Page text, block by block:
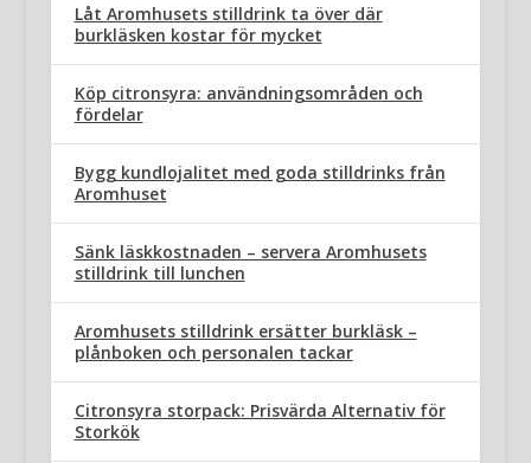
Låt Aromhusets stilldrink ta över där
burkläsken kostar för mycket
Köp citronsyra: användningsområden och
fördelar
Bygg kundlojalitet med goda stilldrinks från
Aromhuset
Sänk läskkostnaden – servera Aromhusets
stilldrink till lunchen
Aromhusets stilldrink ersätter burkläsk –
plånboken och personalen tackar
Citronsyra storpack: Prisvärda Alternativ för
Storkök